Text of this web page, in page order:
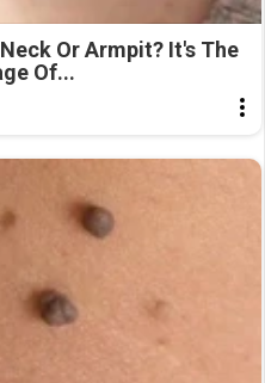
Or Armpit? It's The
Of...